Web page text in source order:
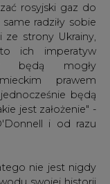
rosyjski gaz do
radziły sobie
strony Ukrainy,
ich imperatyw
będą mogły
prawem
będą
jest założenie" -
i od razu
nie jest nigdy
swojej historii